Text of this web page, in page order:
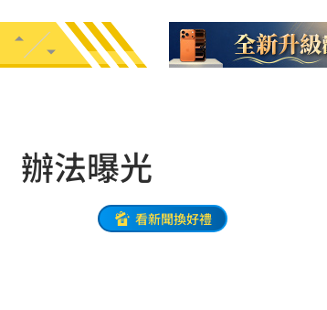
辦法曝光
看新聞換好禮